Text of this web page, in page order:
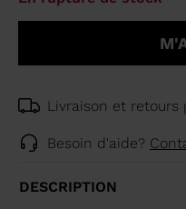
rupture
stock)
selectedLivraison et retours
Besoin d'aide?
DESCRIPTION